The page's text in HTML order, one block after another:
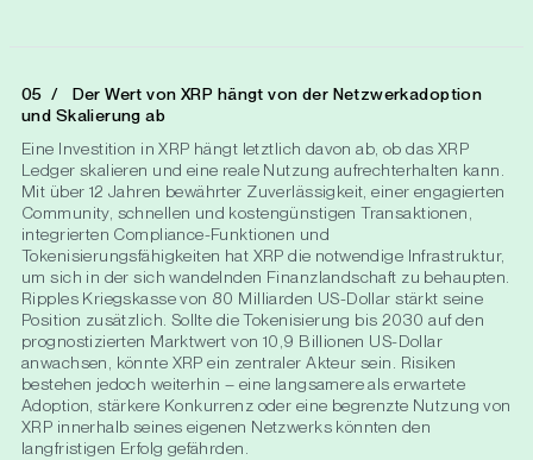
Der Wert von XRP hängt von der Netzwerkadoption
und Skalierung ab
Eine Investition in XRP hängt letztlich davon ab, ob das XRP
Ledger skalieren und eine reale Nutzung aufrechterhalten kann.
Mit über 12 Jahren bewährter Zuverlässigkeit, einer engagierten
Community, schnellen und kostengünstigen Transaktionen,
integrierten Compliance-Funktionen und
Tokenisierungsfähigkeiten hat XRP die notwendige Infrastruktur,
um sich in der sich wandelnden Finanzlandschaft zu behaupten.
Ripples Kriegskasse von 80 Milliarden US-Dollar stärkt seine
Position zusätzlich. Sollte die Tokenisierung bis 2030 auf den
prognostizierten Marktwert von 10,9 Billionen US-Dollar
anwachsen, könnte XRP ein zentraler Akteur sein. Risiken
bestehen jedoch weiterhin – eine langsamere als erwartete
Adoption, stärkere Konkurrenz oder eine begrenzte Nutzung von
XRP innerhalb seines eigenen Netzwerks könnten den
langfristigen Erfolg gefährden.